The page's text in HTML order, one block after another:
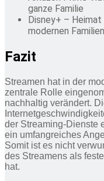
ganze Familie
Disney+ –
modernen
Fazit
Streamen hat in der
zentrale Rolle
nachhaltig verändert.
der Streaming-Dienste
ein umfangreiches
Somit ist es nicht
des Streamens als
hat.